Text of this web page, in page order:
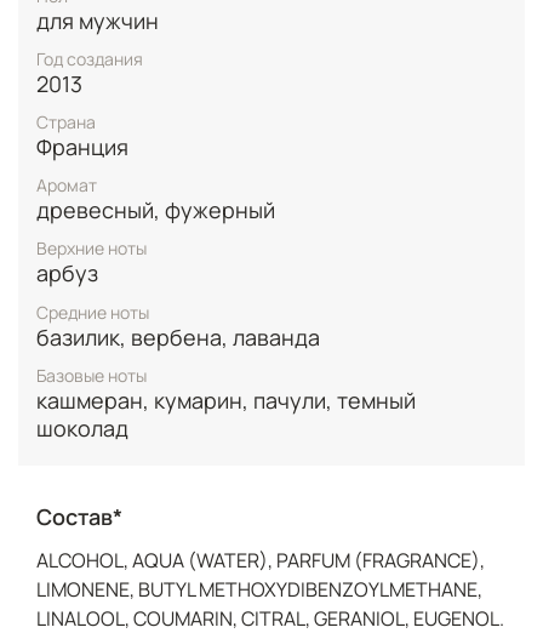
для мужчин
Год создания
2013
Страна
Франция
Аромат
древесный, фужерный
Верхние ноты
арбуз
Средние ноты
базилик, вербена, лаванда
Базовые ноты
кашмеран, кумарин, пачули, темный
шоколад
Состав*
ALCOHOL, AQUA (WATER), PARFUM (FRAGRANCE),
LIMONENE, BUTYL METHOXYDIBENZOYLMETHANE,
LINALOOL, COUMARIN, CITRAL, GERANIOL, EUGENOL.